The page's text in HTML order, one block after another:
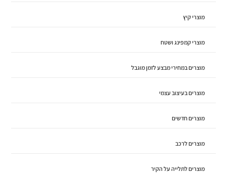
מוצרי קיץ
מוצרי קמפינג ושטח
מוצרים במחירי מבצע לזמן מוגבל
מוצרים בעיצוב עצמי
מוצרים חדשים
מוצרים לרכב
מוצרים לתלייה על הקיר